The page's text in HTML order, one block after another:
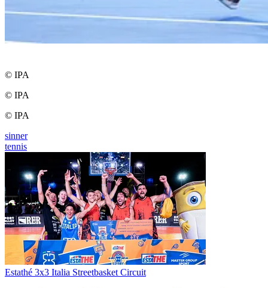
© IPA
© IPA
© IPA
sinner
tennis
Estathé 3x3 Italia Streetbasket Circuit